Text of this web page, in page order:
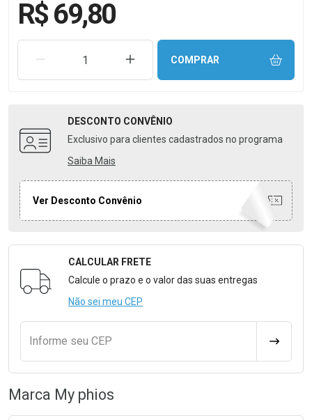
R$ 69,80
REMOVER UMA UNIDADEAUMENTAR UMA UNIDADE
COMPRAR
DESCONTO CONVÊNIO
Exclusivo para clientes cadastrados no programa
Saiba Mais
Ver Desconto Convênio
Formulário para Calcular o Frete
CALCULAR FRETE
Calcule o prazo e o valor das suas entregas
Não sei meu CEP
Informe seu CEP
Marca My phios